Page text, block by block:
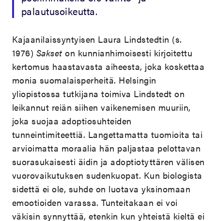
palautusoikeutta.
Kajaanilaissyntyisen Laura Lindstedtin (s.
1976) Sakset on kunnianhimoisesti kirjoitettu
kertomus haastavasta aiheesta, joka koskettaa
monia suomalaisperheitä. Helsingin
yliopistossa tutkijana toimiva Lindstedt on
leikannut reiän siihen vaikenemisen muuriin,
joka suojaa adoptiosuhteiden
tunneintimiteettiä. Langettamatta tuomioita tai
arvioimatta moraalia hän paljastaa pelottavan
suorasukaisesti äidin ja adoptiotyttären välisen
vuorovaikutuksen sudenkuopat. Kun biologista
sidettä ei ole, suhde on luotava yksinomaan
emootioiden varassa. Tunteitakaan ei voi
väkisin synnyttää, etenkin kun yhteistä kieltä ei